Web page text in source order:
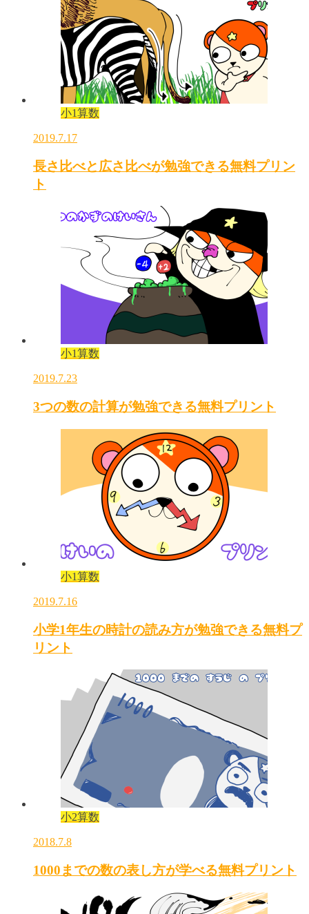
小1算数
2019.7.17
長さ比べと広さ比べが勉強できる無料プリン
ト
小1算数
2019.7.23
3つの数の計算が勉強できる無料プリント
小1算数
2019.7.16
小学1年生の時計の読み方が勉強できる無料プ
リント
小2算数
2018.7.8
1000までの数の表し方が学べる無料プリント